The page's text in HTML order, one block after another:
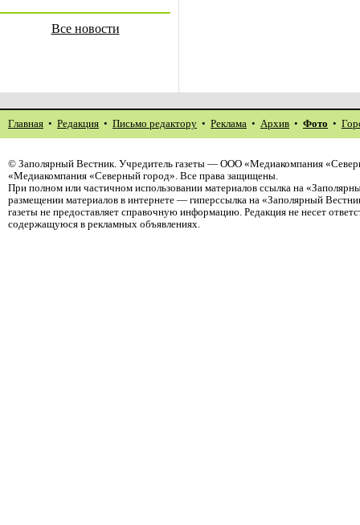
Все новости
Главная • Редакция • Письмо редактору • Реклама • Архив • Фото •
© Заполярный Вестник. Учредитель газеты — ООО «Медиакомпания
«Медиакомпания «Северный город». Все права защищены.
При полном или частичном использовании материалов ссылка на
размещении материалов в интернете — гиперссылка на «Заполярный
газеты не предоставляет справочную информацию. Редакция не несет
содержащуюся в рекламных объявлениях.